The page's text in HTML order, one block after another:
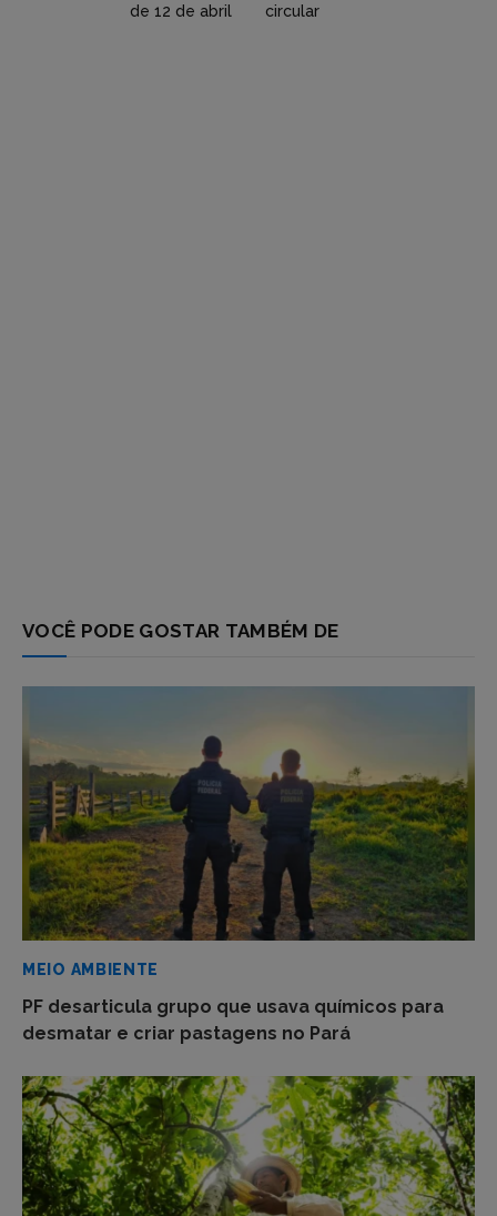
etc)
de 12 de abril
circular
VOCÊ PODE GOSTAR TAMBÉM DE
MEIO AMBIENTE
PF desarticula grupo que usava químicos para
desmatar e criar pastagens no Pará